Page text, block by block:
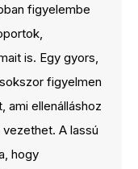
figyelembe
is. Egy gyors,
figyelmen
ami ellenálláshoz
A lassú
hogy